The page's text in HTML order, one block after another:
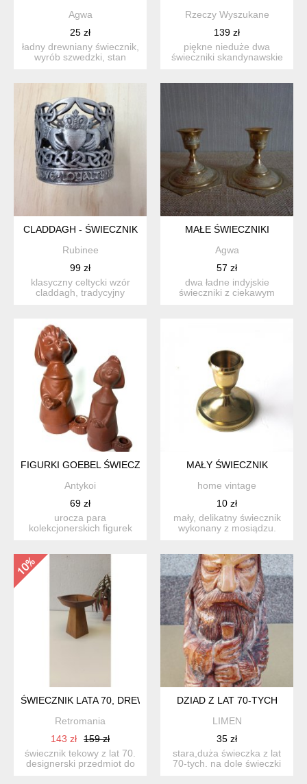
Agwa
25 zł
ładny drewniany świecznik,
wyrób szwedzki, stan
Rzeczy Wyszukane
139 zł
piękne nieduże dwa
świeczniki skandynawskie
CLADDAGH - ŚWIECZNIK
Rubinee
99 zł
klasyczny celtycki wzór
claddagh, tradycyjny
MAŁE ŚWIECZNIKI
Agwa
57 zł
dwa ładne indyjskie
świeczniki z ciekawym
FIGURKI GOEBEL ŚWIECZNIKI CERAMIKA VINTAGE
Antykoi
69 zł
urocza para
kolekcjonerskich figurek
MAŁY ŚWIECZNIK
home vintage
10 zł
mały, delikatny świecznik
wykonany z mosiądzu.
ŚWIECZNIK LATA 70, DREWNO TEAK
Retromania
143 zł
159 zł
świecznik tekowy z lat 70.
designerski przedmiot do
DZIAD Z LAT 70-TYCH
LIMEN
35 zł
stara,duża świeczka z lat
70-tych. na dole świeczki